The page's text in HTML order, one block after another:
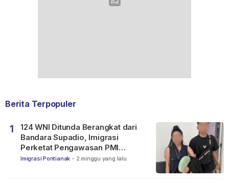
Berita Terpopuler
1
124 WNI Ditunda Berangkat dari
Bandara Supadio, Imigrasi
Perketat Pengawasan PMI
Nonprosedural
Imigrasi Pontianak - 2 minggu yang lalu